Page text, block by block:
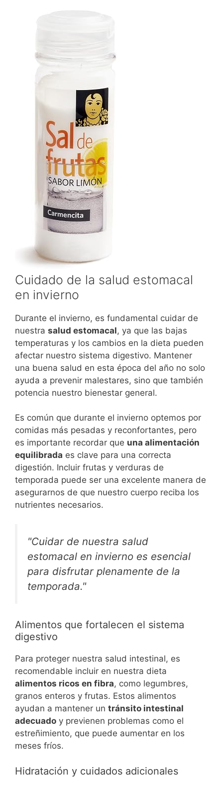
Cuidado de la salud estomacal
en invierno
Durante el invierno, es fundamental cuidar de
nuestra salud estomacal, ya que las bajas
temperaturas y los cambios en la dieta pueden
afectar nuestro sistema digestivo. Mantener
una buena salud en esta época del año no solo
ayuda a prevenir malestares, sino que también
potencia nuestro bienestar general.
Es común que durante el invierno optemos por
comidas más pesadas y reconfortantes, pero
es importante recordar que una alimentación
equilibrada es clave para una correcta
digestión. Incluir frutas y verduras de
temporada puede ser una excelente manera de
asegurarnos de que nuestro cuerpo reciba los
nutrientes necesarios.
"Cuidar de nuestra salud
estomacal en invierno es esencial
para disfrutar plenamente de la
temporada."
Alimentos que fortalecen el sistema
digestivo
Para proteger nuestra salud intestinal, es
recomendable incluir en nuestra dieta
alimentos ricos en fibra, como legumbres,
granos enteros y frutas. Estos alimentos
ayudan a mantener un tránsito intestinal
adecuado y previenen problemas como el
estreñimiento, que puede aumentar en los
meses fríos.
Hidratación y cuidados adicionales